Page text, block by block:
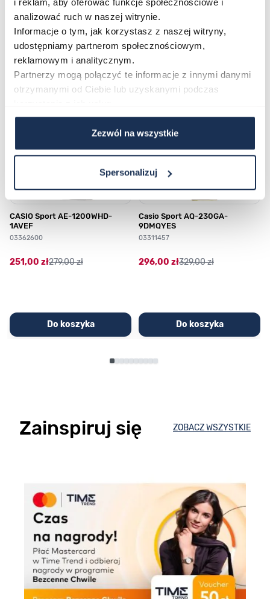
analizować ruch w naszej witrynie.
Informacje o tym, jak korzystasz z naszej witryny,
udostępniamy partnerom społecznościowym,
reklamowym i analitycznym.
Partnerzy mogą połączyć te informacje z innymi danymi
otrzymanymi od Ciebie lub uzyskanymi podczas
Zezwól na wszystkie
Spersonalizuj
Najczęściej kupowane
Poruszanie się po elementach karuzeli jest możliwe za pomocą
Naciśnij, aby pominąć karuzelę
Naciśnij, aby przejść do nawigacji karuzeli
CASIO Sport AE-1200WHD-
1AVEF
03362600
251,00 zł279,00 zł
Do koszyka
Casio Sport AQ-230GA-
9DMQYES
03311457
296,00 zł329,00 zł
Do koszyka
Zainspiruj się ZOBACZ WSZYSTKIE